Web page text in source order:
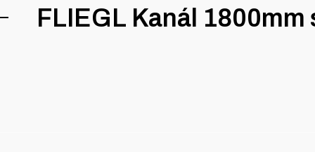
FLIEGL Kanál 1800mm